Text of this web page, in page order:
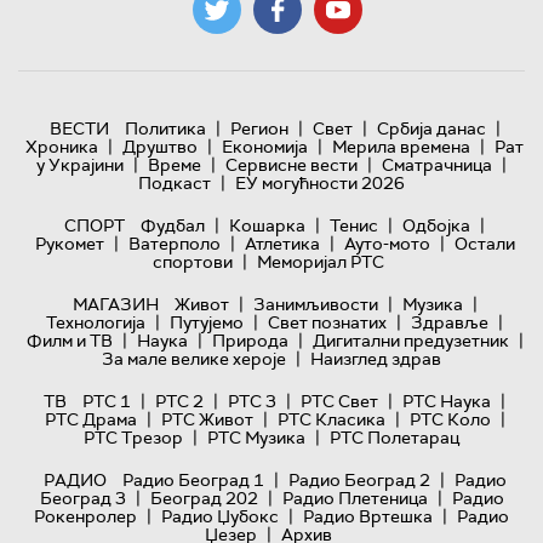
ВЕСТИ Политика | Регион | Свет | Србија данас |
Хроника | Друштво | Економија | Мерила времена | Рат
у Украјини | Време | Сервисне вести | Сматрачница |
Подкаст | ЕУ могућности 2026
СПОРТ
Фудбал | Кошарка | Тенис | Одбојка |
Рукомет | Ватерполо | Атлетика | Ауто-мото | Остали
спортови | Меморијал РТС
МАГАЗИН
Живот | Занимљивости | Музика |
Технологијa | Путујемо | Свет познатих | Здравље |
Филм и ТВ | Наука | Природа | Дигитални предузетник |
За мале велике хероје | Наизглед здрав
ТВ
РТС 1 | РТС 2 | РТС 3 | РТС Свет | РТС Наука |
РТС Драма | РТС Живот | РТС Класика | РТС Коло |
РТС Трезор | РТС Музика | РТС Полетарац
РАДИО
Радио Београд 1 | Радио Београд 2 | Радио
Београд 3 | Београд 202 | Радио Плетеница | Радио
Рокенролер | Радио Џубокс | Радио Вртешка | Радио
Џезер | Архив